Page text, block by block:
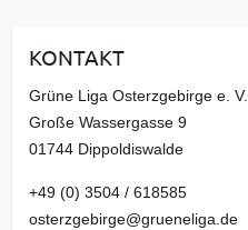
v
KONTAKT
Grüne Liga Osterzgebirge e. V.
Große Wassergasse 9
01744 Dippoldiswalde
+49 (0) 3504 / 618585
osterzgebirge@grueneliga.de